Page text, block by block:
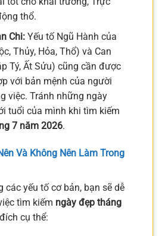
thổ.
Chi:Yếu tố Ngũ Hành của
Thủy, Hỏa, Thổ) và Can
Tý, Ất Sửu) cũng cần được
với bản mệnh của người
việc. Tránh những ngày
tuổi của mình khi tìm kiếm
7 năm 2026.
Và Không Nên Làm Trong
các yếu tố cơ bản, bạn sẽ dễ
tìm kiếm ngày đẹp tháng
cụ thể: